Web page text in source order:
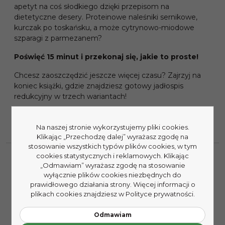
apetyt na coś słodkiego dzięki przepisom na
dietetyczne desery. Proteinowe naleśniki sernikowe,
kurczak po toskańsku, a może cytrynowo-miodowe
szparagi z parmezanem?
Poświęć 15 minut i przekonaj się, jakie to proste!
Chcesz zaoszczędzić jeszcze więcej czasu? Zajrzyj na
koniec książki, gdzie znajdziesz gotowy jadłospis
redukcyjny w trzech wariantach!
Na naszej stronie wykorzystujemy pliki cookies.
Klikając „Przechodzę dalej” wyrażasz zgodę na
stosowanie wszystkich typów plików cookies, w tym
cookies statystycznych i reklamowych. Klikając
„Odmawiam” wyrażasz zgodę na stosowanie
wyłącznie plików cookies niezbędnych do
prawidłowego działania strony. Więcej informacji o
plikach cookies znajdziesz w Polityce prywatności.
Odmawiam